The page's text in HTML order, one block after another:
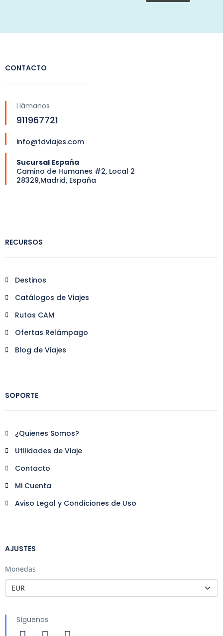
CONTACTO
Llámanos
911967721
info@tdviajes.com
Sucursal España
Camino de Humanes #2, Local 2
28329,Madrid, España
RECURSOS
Destinos
Catálogos de Viajes
Rutas CAM
Ofertas Relámpago
Blog de Viajes
SOPORTE
¿Quienes Somos?
Utilidades de Viaje
Contacto
Mi Cuenta
Aviso Legal y Condiciones de Uso
AJUSTES
Monedas
Síguenos